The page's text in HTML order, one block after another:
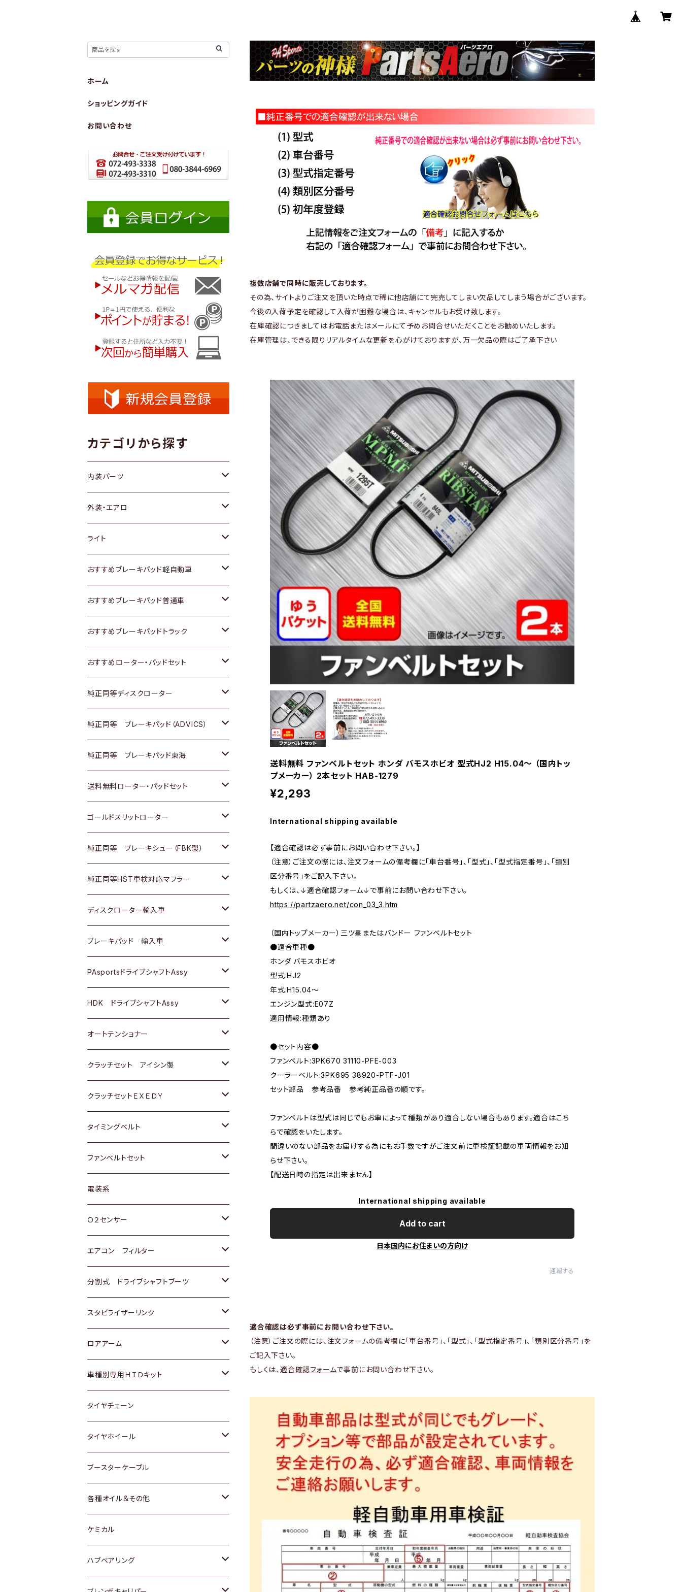
複数店舗で同時に販売しております。
その為、サイトよりご注文を頂いた時点で稀に他店舗にて完売してしまい欠品してしまう場合がございます。
今後の入荷予定を確認して入荷が困難な場合は、キャンセルもお受け致します。
在庫確認につきましてはお電話またはメールにて予めお問合せいただくことをお勧めいたします。
在庫管理は、できる限りリアルタイムな更新を心がけておりますが、万一欠品の際はご了承下さい
送料無料 ファンベルトセット ホンダ バモスホビオ 型式HJ2 H15.04～ （国内トッ
プメーカー） 2本セット HAB-1279
¥2,293
International shipping available
【適合確認は必ず事前にお問い合わせ下さい。】
（注意）ご注文の際には、注文フォームの備考欄に「車台番号」、「型式」、「型式指定番号」、「類別
区分番号」をご記入下さい。
もしくは、↓適合確認フォーム↓で事前にお問い合わせ下さい。
https://partzaero.net/con_03_3.htm
（国内トップメーカー）三ツ星またはバンドー ファンベルトセット
●適合車種●
ホンダ バモスホビオ
型式:HJ2
年式:H15.04～
エンジン型式:E07Z
適用情報:種類あり
●セット内容●
ファンベルト:3PK670 31110-PFE-003
クーラーベルト:3PK695 38920-PTF-J01
セット部品 参考品番 参考純正品番の順です。
ファンベルトは型式は同じでもお車によって種類があり適合しない場合もあります。適合はこち
らで確認をいたします。
間違いのない部品をお届けする為にもお手数ですがご注文前に車検証記載の車両情報をお知
らせ下さい。
【配送日時の指定は出来ません】
International shipping available
Add to cart
日本国内にお住まいの方向け
通報する
適合確認は必ず事前にお問い合わせ下さい。
（注意）ご注文の際には、注文フォームの備考欄に「車台番号」、「型式」、「型式指定番号」、「類別区分番号」を
ご記入下さい。
もしくは、 適合確認フォームで事前にお問い合わせ下さい。
ホーム
ショッピングガイド
お問い合わせ
カテゴリから探す
内装パーツ
トヨタ
ホンダ
スズキ
日産
いすゞ
ダイハツ
マツダ
三菱
スバル
日野
三菱ふそう
ＢＭＷ
外装・エアロ
トヨタ
ホンダ
スズキ
日産
いすゞ
ダイハツ
マツダ
三菱
日野
三菱ふそう
ライト
トヨタ
スズキ
日産
いすゞ
ダイハツ
三菱
日野
三菱ふそう
その他
おすすめブレーキパッド軽自動車
トヨタ
ホンダ
スズキ
日産
ダイハツ
マツダ
三菱
スバル
おすすめブレーキパッド普通車
トヨタ
ホンダ
スズキ
日産
いすゞ
ダイハツ
マツダ
三菱
スバル
おすすめブレーキパッドトラック
トヨタ
日産
いすゞ
ダイハツ
マツダ
三菱
おすすめローター・パッドセット
トヨタ
ホンダ
スズキ
日産
ダイハツ
マツダ
三菱
スバル
純正同等ディスクローター
トヨタ
ホンダ
スズキ
日産
いすゞ
ダイハツ
マツダ
三菱
スバル
ＢＥＮＺ
純正同等 ブレーキパッド（ADVICS）
トヨタ
ホンダ
スズキ
日産
ダイハツ
マツダ
三菱
スバル
純正同等 ブレーキパッド東海
トヨタ
ホンダ
日産
いすゞ
ダイハツ
マツダ
三菱
スバル
送料無料ローター・パッドセット
トヨタ
ホンダ
スズキ
日産
ダイハツ
マツダ
三菱
スバル
ゴールドスリットローター
トヨタ
ホンダ
スズキ
日産
ダイハツ
マツダ
三菱
スバル
純正同等 ブレーキシュー（FBK製）
ホンダ
スズキ
日産
ダイハツ
マツダ
三菱
スバル
純正同等HST車検対応マフラー
トヨタ
ホンダ
スズキ
日産
いすゞ
ダイハツ
マツダ
三菱
スバル
日野
ディスクローター輸入車
ＡＵＤＩ
ＢＥＮＺ
ＢＭＷ
GOLF
ＷＡＧＥＮ
アストロ（シボレー）
クライスラー
ブレーキパッド 輸入車
ＢＥＮＺ
ＢＭＷ
ＷＡＧＥＮ
ＶＯＬＶＯ
PAsportsドライブシャフトAssy
トヨタ
ホンダ
スズキ
日産
ダイハツ
マツダ
三菱
スバル
HDK ドライブシャフトAssy
スズキ
ダイハツ
日産
ホンダ
マツダ
オートテンショナー
トヨタ
クラッチセット アイシン製
ホンダ
スズキ
ダイハツ
マツダ
三菱
スバル
クラッチセットＥＸＥＤＹ
ホンダ
スズキ
日産
ダイハツ
マツダ
三菱
スバル
タイミングベルト
トヨタ
スズキ
ダイハツ
三菱
スバル
ファンベルトセット
トヨタ
ホンダ
スズキ
日産
いすゞ
ダイハツ
マツダ
三菱
スバル
レクサス
電装系
Ｏ２センサー
トヨタ
ホンダ
スズキ
日産
ダイハツ
マツダ
三菱
スバル
エアコン フィルター
トヨタ
ホンダ
スズキ
日産
いすゞ
ダイハツ
マツダ
三菱
スバル
分割式 ドライブシャフトブーツ
トヨタ
ホンダ
スズキ
日産
ダイハツ
スバル
スタビライザーリンク
トヨタ
ホンダ
スズキ
日産
ダイハツ
マツダ
ロアアーム
ホンダ
スズキ
日産
ダイハツ
マツダ
スバル
車種別専用ＨＩＤキット
トヨタ
マツダ
タイヤチェーン
タイヤホイール
トヨタ
ホンダ
スズキ
日産
ブースターケーブル
各種オイル＆その他
ディーデル洗浄添加剤
ケミカル
ハブベアリング